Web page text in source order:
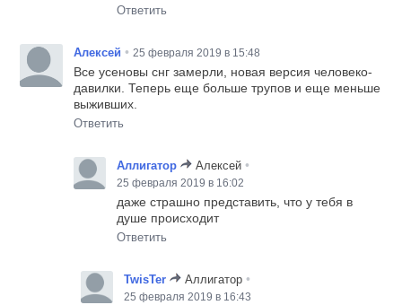
Ответить
Алексей • 25 февраля 2019 в 15:48
Все усеновы снг замерли, новая версия человеко-
давилки. Теперь еще больше трупов и еще меньше
выживших.
Ответить
Аллигатор Алексей •
25 февраля 2019 в 16:02
даже страшно представить, что у тебя в
душе происходит
Ответить
TwisTer Аллигатор •
25 февраля 2019 в 16:43